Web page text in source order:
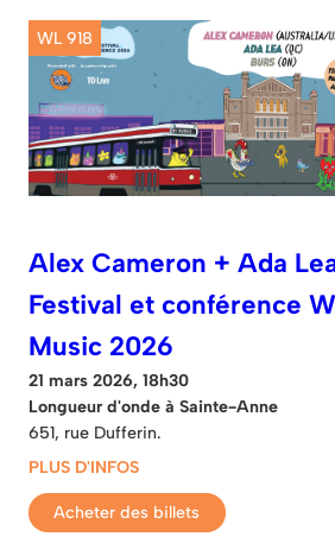
WL 918
Alex Cameron + Ada
Festival et conférence
Music 2026
21 mars 2026, 18h30
Longueur d'onde à Sainte-Anne
651, rue Dufferin.
PLUS D'INFOS
Acheter des billets